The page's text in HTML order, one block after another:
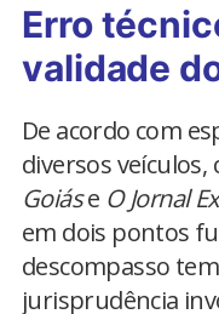
Erro
validade
De acordo com
diversos veículos,
Goiáse O Jornal
em dois pontos
descompasso
jurisprudência